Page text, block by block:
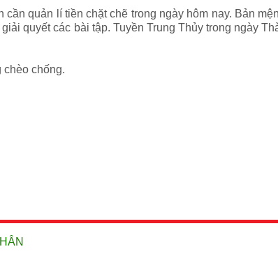
quản lí tiền chặt chẽ trong ngày hôm nay. Bản
quyết các bài tập. Tuyền Trung Thủy trong ngày
chèo chống.